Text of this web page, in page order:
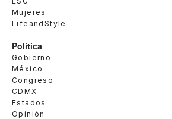
Mujeres
LifeandStyle
Política
Gobierno
México
Congreso
CDMX
Estados
Opinión